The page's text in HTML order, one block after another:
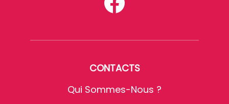
CONTACTS
Qui Sommes-Nous ?